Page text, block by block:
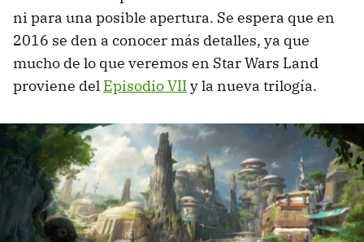
ni para una posible apertura. Se espera que en
2016 se den a conocer más detalles, ya que
mucho de lo que veremos en Star Wars Land
proviene del Episodio VIIy la nueva trilogía.